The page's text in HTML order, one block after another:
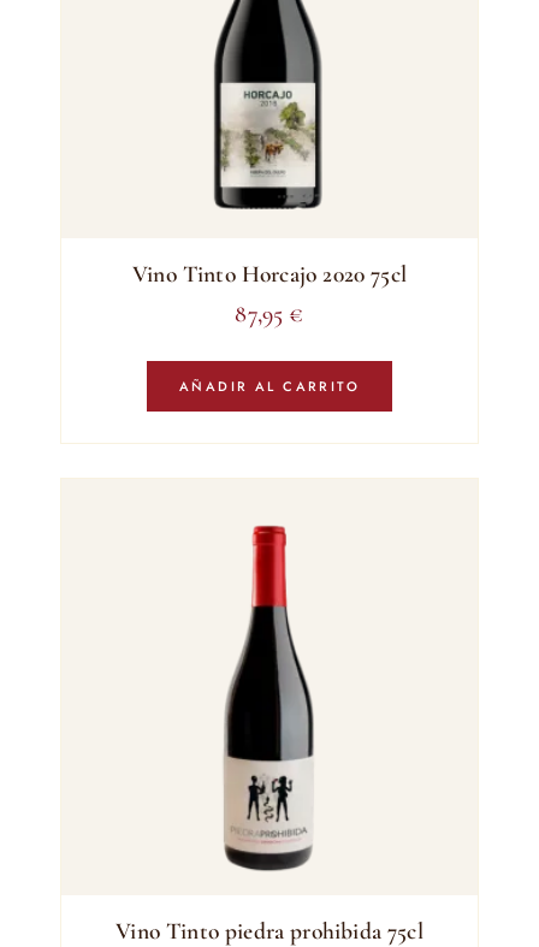
Vino Tinto Horcajo 2020 75cl
87,95 €
AÑADIR AL CARRITO
Vino Tinto piedra prohibida 75cl